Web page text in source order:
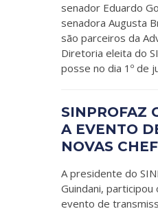
senador Eduardo
senadora Augusta
são parceiros da
Diretoria eleita do
posse no dia 1º de
SINPROFAZ
A EVENTO
NOVAS
A presidente do
Guindani,
evento de